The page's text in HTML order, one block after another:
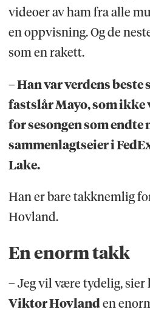
videoer av ham fra alle
en oppvisning. Og de
som en rakett.
– Han var verdens
fastslår Mayo, som ikke
for sesongen som endte
sammenlagtseier i
Lake.
Han er bare takknemlig
Hovland.
En enorm takk
– Jeg vil være tydelig, sier
Viktor Hovlanden